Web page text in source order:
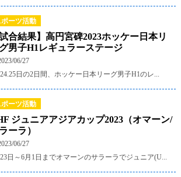
ポーツ活動
試合結果】高円宮碑2023ホッケー日本リ
男子H1レギュラーステージ
06/27
日の2日間、ホッケー日本リーグ男子H1のレ...
ポーツ活動
ジュニアアジアカップ2023（オマーン/
ーラ）
06/27
日～6月1日までオマーンのサラーラでジュニア(U...